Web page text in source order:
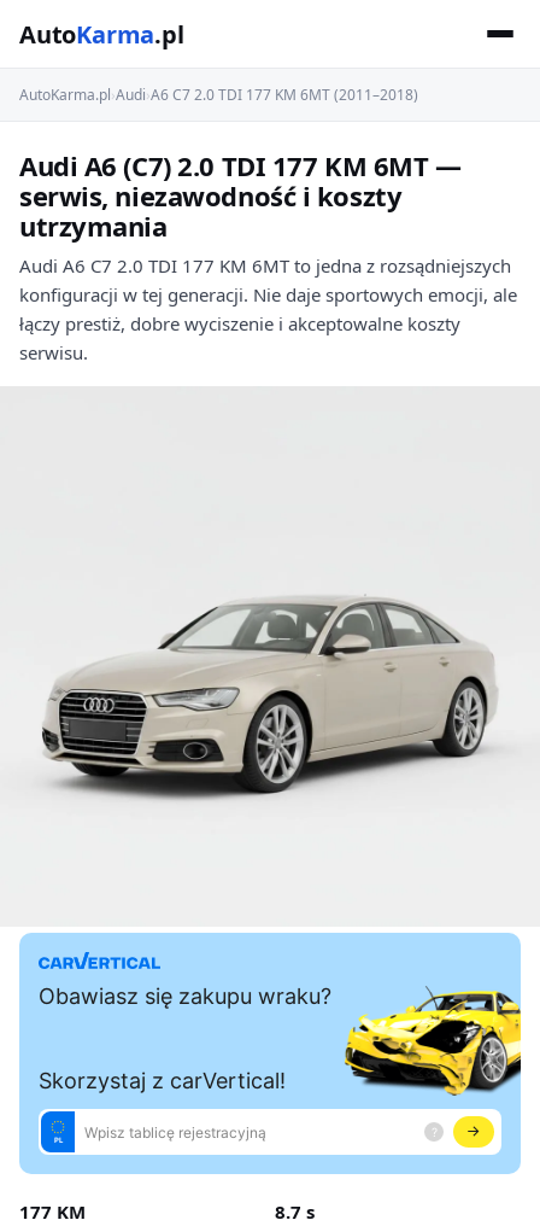
AutoKarma.pl
AutoKarma.pl›Audi›A6 C7 2.0 TDI 177 KM 6MT (2011–2018)
Audi A6 (C7) 2.0 TDI 177 KM 6MT —
serwis, niezawodność i koszty
utrzymania
Audi A6 C7 2.0 TDI 177 KM 6MT to jedna z rozsądniejszych
konfiguracji w tej generacji. Nie daje sportowych emocji, ale
łączy prestiż, dobre wyciszenie i akceptowalne koszty
serwisu.
177 KM 8.7 s